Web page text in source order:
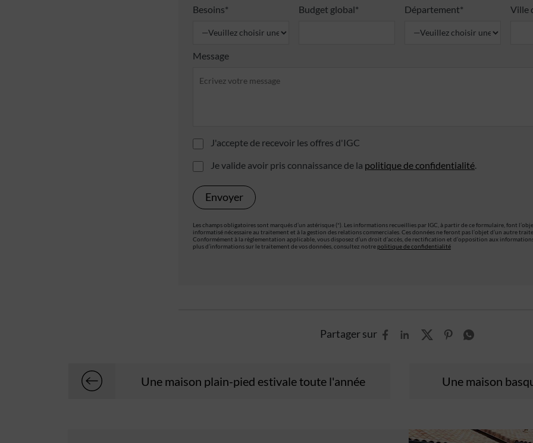
Besoins* Budget global* Département* Ville
Message
J'accepte de recevoir les offres d'IGC
Je valide avoir pris connaissance de la politique de confidentialité.
Les champs obligatoires sont marqués d’un astérisque (*). Les informations recueillies par IGC, à partir de ce formulaire, font
informatisé nécessaire au traitement et à la gestion des relations commerciales. Ces données ne feront pas l’objet d’un autre
Conformément à la règlementation applicable, vous disposez d’un droit d’accès, de rectification et d’opposition aux
plus d’informations sur le traitement de vos données, consultez notre politique de confidentialité
Partager sur
Une maison plain-pied estivale toute l'année Une maison